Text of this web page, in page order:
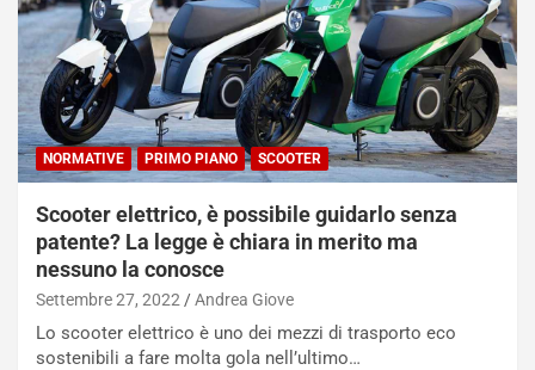
NORMATIVE PRIMO PIANO SCOOTER
Scooter elettrico, è possibile guidarlo senza
patente? La legge è chiara in merito ma
nessuno la conosce
Settembre 27, 2022 Andrea Giove
Lo scooter elettrico è uno dei mezzi di trasporto eco
sostenibili a fare molta gola nell’ultimo…